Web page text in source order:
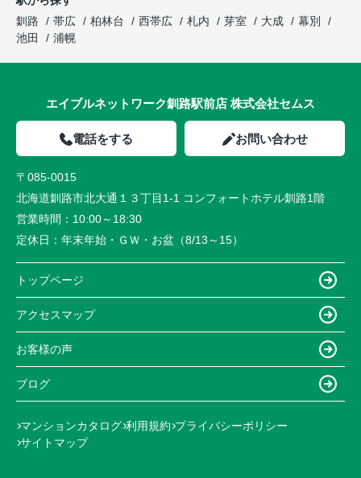
釧路
帯広 柏林台 西帯広 札内 芽室 大成
幕別
池田
浦幌
エイブルネットワーク釧路駅前店 株式会社セムス
電話をする お問い合わせ
〒085-0015
北海道釧路市北大通１３丁目1-1 コンフォートホテル釧路1階
営業時間： 10:00～18:30
定休日： 年末年始・ＧＷ・お盆（8/13～15）
トップページ
アクセスマップ
お客様の声
ブログ
マンションカタログ 利用規約 プライバシーポリシー
サイトマップ